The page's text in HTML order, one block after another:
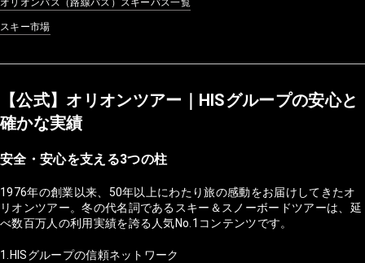
オリオンバス（路線バス）スキーバス一覧
スキー市場
【公式】オリオンツアー｜HISグループの安心と
確かな実績
安全・安心を支える3つの柱
1976年の創業以来、50年以上にわたり旅の感動をお届けしてきたオ
リオンツアー。冬の代名詞であるスキー＆スノーボードツアーは、延
べ数百万人の利用実績を誇る人気No.1コンテンツです。
1.HISグループの信頼ネットワーク